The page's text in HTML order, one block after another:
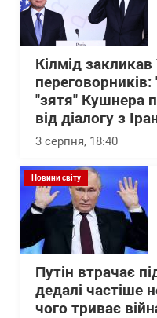
Кілмід
переговорників:
"зятя" Кушнера
від діалогу з
3 серпня, 18:40
Новини світу
Путін втрачає
дедалі частіше
чого триває